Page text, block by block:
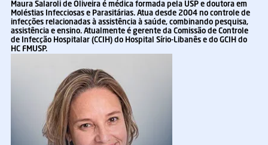
Maura Salaroli de Oliveira é médica formada pela USP e doutora em
Moléstias Infecciosas e Parasitárias. Atua desde 2004 no controle de
infecções relacionadas à assistência à saúde, combinando pesquisa,
assistência e ensino. Atualmente é gerente da Comissão de Controle
de Infecção Hospitalar (CCIH) do Hospital Sírio-Libanês e do GCIH do
HC FMUSP.